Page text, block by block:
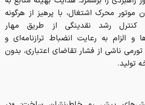
پیش رو خاطرنشان ساخت: «در
از سوی شبکه بانکی، وجاهت قانونی و
اساسی پرداخت است و این مهم باید از
قرار گیرد و عدم توجه در این زمینه
برخی از بانک‌های کشور اشاره داشت